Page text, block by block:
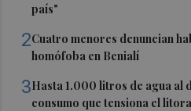
país"
2Cuatro menores denuncian
homófoba en Benialí
3Hasta 1.000 litros de agua al
consumo que tensiona el